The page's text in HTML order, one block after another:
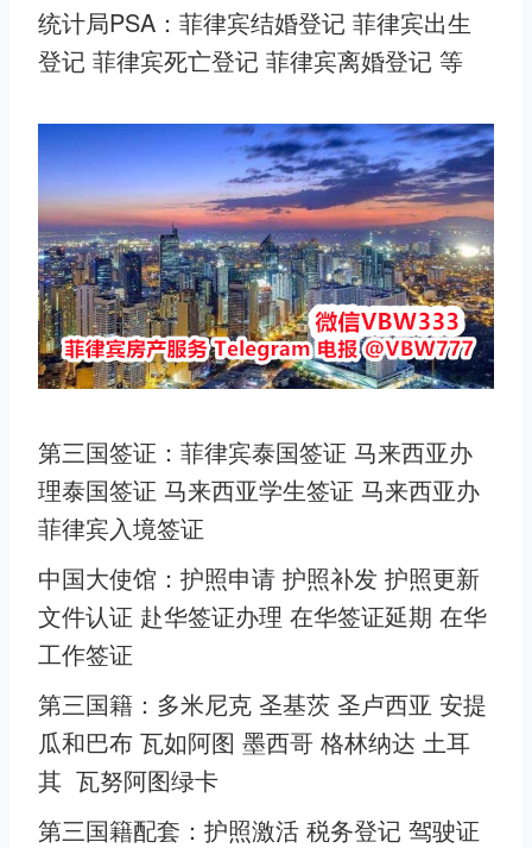
统计局PSA：菲律宾结婚登记 菲律宾出生
登记 菲律宾死亡登记 菲律宾离婚登记 等
第三国签证：菲律宾泰国签证 马来西亚办
理泰国签证 马来西亚学生签证 马来西亚办
菲律宾入境签证
中国大使馆：护照申请 护照补发 护照更新
文件认证 赴华签证办理 在华签证延期 在华
工作签证
第三国籍：多米尼克 圣基茨 圣卢西亚 安提
瓜和巴布 瓦如阿图 墨西哥 格林纳达 土耳
其 瓦努阿图绿卡
第三国籍配套：护照激活 税务登记 驾驶证